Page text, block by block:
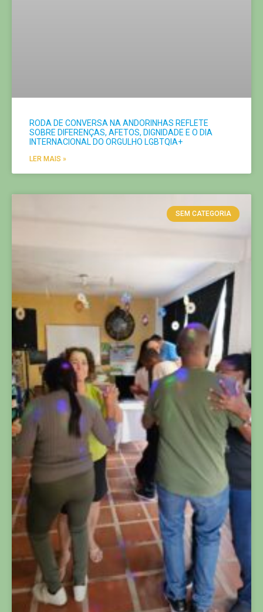
RODA DE CONVERSA NA ANDORINHAS REFLETE
SOBRE DIFERENÇAS, AFETOS, DIGNIDADE E O DIA
INTERNACIONAL DO ORGULHO LGBTQIA+
LER MAIS »
SEM CATEGORIA